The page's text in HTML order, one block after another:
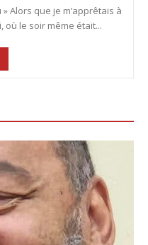
Alors que je m’apprêtais à
où le soir même était...